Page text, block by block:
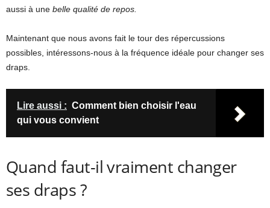
aussi à une belle qualité de repos.
Maintenant que nous avons fait le tour des répercussions
possibles, intéressons-nous à la fréquence idéale pour changer ses
draps.
Lire aussi : Comment bien choisir l'eau
qui vous convient
Quand faut-il vraiment changer
ses draps ?